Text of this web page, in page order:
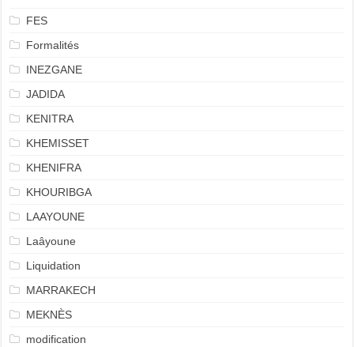
FES
Formalités
INEZGANE
JADIDA
KENITRA
KHEMISSET
KHENIFRA
KHOURIBGA
LAAYOUNE
Laâyoune
Liquidation
MARRAKECH
MEKNÈS
modification